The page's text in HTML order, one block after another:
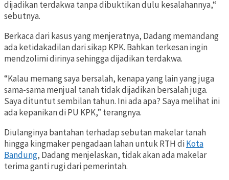
dijadikan terdakwa tanpa dibuktikan dulu kesalahannya,“
sebutnya.
Berkaca dari kasus yang menjeratnya, Dadang memandang
ada ketidakadilan dari sikap KPK. Bahkan terkesan ingin
mendzolimi dirinya sehingga dijadikan terdakwa.
“Kalau memang saya bersalah, kenapa yang lain yang juga
sama-sama menjual tanah tidak dijadikan bersalah juga.
Saya dituntut sembilan tahun. Ini ada apa? Saya melihat ini
ada kepanikan di PU KPK,” terangnya.
Diulanginya bantahan terhadap sebutan makelar tanah
hingga kingmaker pengadaan lahan untuk RTH diKota
Bandung, Dadang menjelaskan, tidak akan ada makelar
terima ganti rugi dari pemerintah.